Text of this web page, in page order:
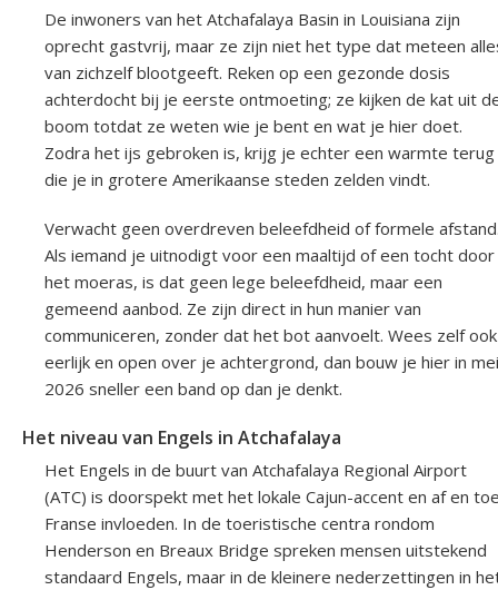
De inwoners van het Atchafalaya Basin in Louisiana zijn
oprecht gastvrij, maar ze zijn niet het type dat meteen
van zichzelf blootgeeft. Reken op een gezonde dosis
achterdocht bij je eerste ontmoeting; ze kijken de kat uit
boom totdat ze weten wie je bent en wat je hier doet.
Zodra het ijs gebroken is, krijg je echter een warmte terug
die je in grotere Amerikaanse steden zelden vindt.
Verwacht geen overdreven beleefdheid of formele
Als iemand je uitnodigt voor een maaltijd of een tocht door
het moeras, is dat geen lege beleefdheid, maar een
gemeend aanbod. Ze zijn direct in hun manier van
communiceren, zonder dat het bot aanvoelt. Wees zelf ook
eerlijk en open over je achtergrond, dan bouw je hier in mei
2026 sneller een band op dan je denkt.
Het niveau van Engels in Atchafalaya
Het Engels in de buurt van Atchafalaya Regional Airport
(ATC) is doorspekt met het lokale Cajun-accent en af en
Franse invloeden. In de toeristische centra rondom
Henderson en Breaux Bridge spreken mensen uitstekend
standaard Engels, maar in de kleinere nederzettingen in